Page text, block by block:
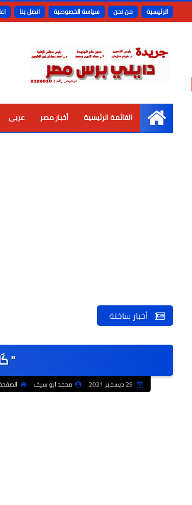
الرئيسية من نحن سياسة الخصوصية اتصل بنا
الرئيسية
القائمة الرئيسية أخبار مصر عربى
أخبار ساخنة
"
محمد ابو سيف